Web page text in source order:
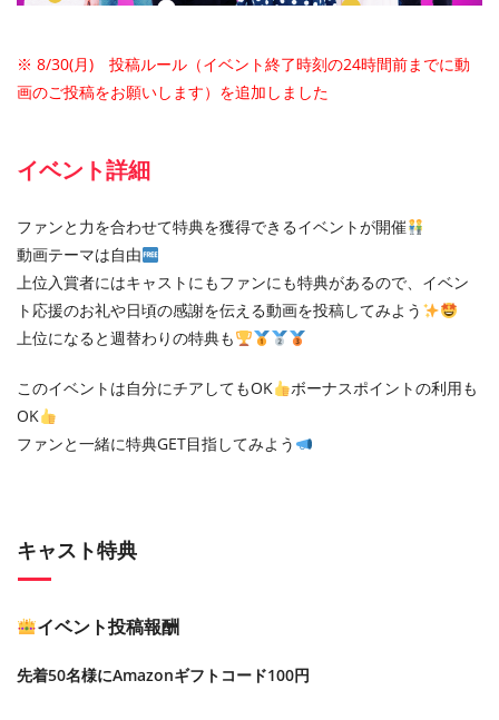
※ 8/30(月) 投稿ルール（イベント終了時刻の24時間前までに動
画のご投稿をお願いします）を追加しました
イベント詳細
ファンと力を合わせて特典を獲得できるイベントが開催
動画テーマは自由
上位入賞者にはキャストにもファンにも特典があるので、イベン
ト応援のお礼や日頃の感謝を伝える動画を投稿してみよう
上位になると週替わりの特典も
このイベントは自分にチアしてもOK
ボーナスポイントの利用も
OK
ファンと一緒に特典GET目指してみよう
キャスト特典
イベント投稿報酬
先着50名様にAmazonギフトコード100円